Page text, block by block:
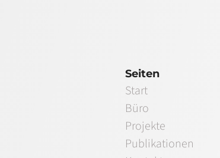
Seiten
Start
Büro
Projekte
Publikationen